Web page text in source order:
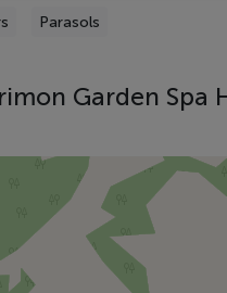
Parasols
Garden Spa